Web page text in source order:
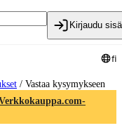
Kirjaudu
fi
/ Vastaa kysymykseen